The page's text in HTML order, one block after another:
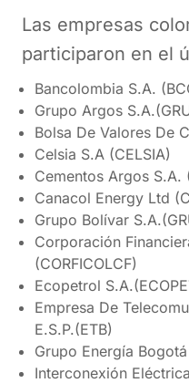
Las empresas
participaron en el
Bancolombia S.A.
Grupo Argos
Bolsa De Valores De
Celsia S.A (CELSIA)
Cementos Argos S.A.
Canacol Energy Ltd
Grupo Bolívar
Corporación
(CORFICOLCF)
Ecopetrol
Empresa De
E.S.P.(ETB)
Grupo Energía
Interconexión